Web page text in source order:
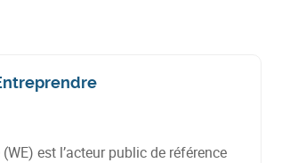
est l’acteur public de référence